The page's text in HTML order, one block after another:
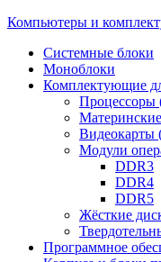
Компьютеры и
Системные блоки
Моноблоки
Комплектующие
Процессоры
Видеокарты
Модули
DDR3
DDR4
DDR5
Жёсткие
Программное